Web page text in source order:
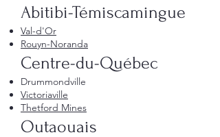
Abitibi-Témiscamingue
Val-d'Or
Rouyn-Noranda
Centre-du-Québec
Drummondville
Victoriaville
Thetford Mines
Outaouais